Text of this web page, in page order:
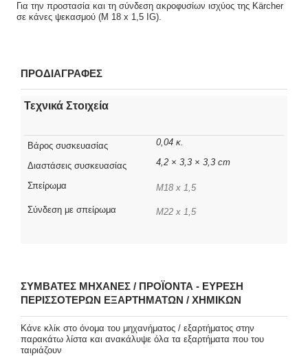
Για την προστασία και τη σύνδεση ακροφυσίων ισχύος της Kärcher
σε κάνες ψεκασμού (M 18 x 1,5 IG).
ΠΡΟΔΙΑΓΡΑΦΕΣ
Τεχνικά Στοιχεία
Βάρος συσκευασίας 0,04 κ.
Διαστάσεις συσκευασίας 4,2 × 3,3 × 3,3 cm
Σπείρωμα M18 x 1,5
Σύνδεση με σπείρωμα M22 x 1,5
ΣΥΜΒΑΤΈΣ ΜΗΧΑΝΈΣ / ΠΡΟΪΌΝΤΑ - ΕΎΡΕΣΗ
ΠΕΡΙΣΣΌΤΕΡΩΝ ΕΞΑΡΤΗΜΆΤΩΝ / ΧΗΜΙΚΏΝ
Κάνε κλίκ στο όνομα του μηχανήματος / εξαρτήματος στην
παρακάτω λίστα και ανακάλυψε όλα τα εξαρτήματα που του
ταιριάζουν